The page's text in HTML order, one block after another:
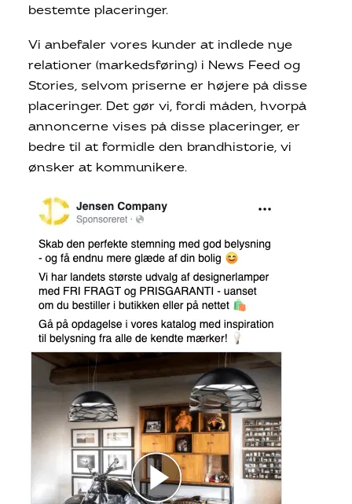
bestemte placeringer.
Vi anbefaler vores kunder at indlede nye
relationer (markedsføring) i News Feed og
Stories, selvom priserne er højere på disse
placeringer. Det gør vi, fordi måden, hvorpå
annoncerne vises på disse placeringer, er
bedre til at formidle den brandhistorie, vi
ønsker at kommunikere.